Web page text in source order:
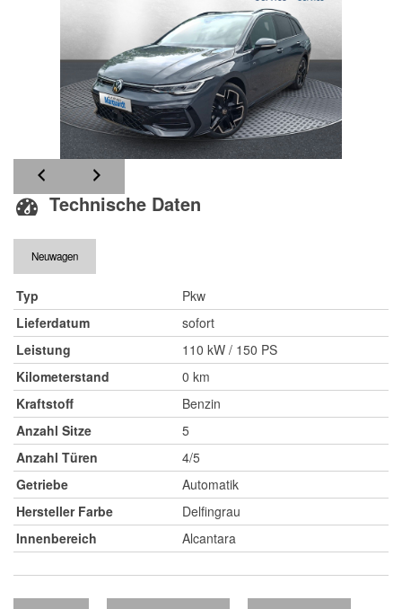
Technische Daten
Neuwagen
Typ
Pkw
Lieferdatum
sofort
Leistung
110 kW / 150 PS
Kilometerstand
0 km
Kraftstoff
Benzin
Anzahl Sitze
5
Anzahl Türen
4/5
Getriebe
Automatik
Hersteller Farbe
Delfingrau
Innenbereich
Alcantara